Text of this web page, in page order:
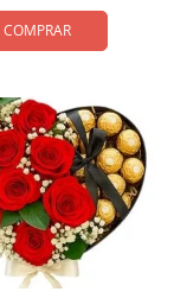
COMPRAR